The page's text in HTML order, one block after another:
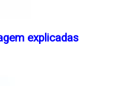
explicadas